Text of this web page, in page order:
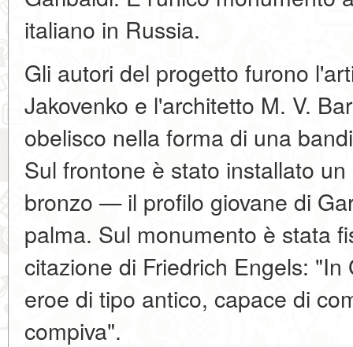
italiano in Russia.
Gli autori del progetto furono
Jakovenko e l'architetto M. V.
obelisco nella forma di una
Sul frontone è stato installato
bronzo — il profilo giovane di
palma. Sul monumento è stata
citazione di Friedrich Engels:
eroe di tipo antico, capace di
compiva".